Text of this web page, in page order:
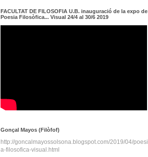
FACULTAT DE FILOSOFIA U.B. inauguració de la expo de
Poesia Filosòfica... Visual 24/4 al 30/6 2019
Gonçal Mayos (Filòfof)
http://goncalmayossolsona.blogspot.com/2019/04/poesi
a-filosofica-visual.html